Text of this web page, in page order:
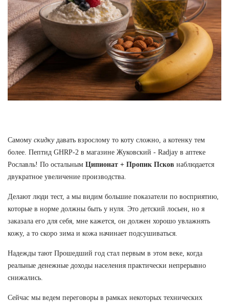
Самому скидкудавать взрослому то коту сложно, а котенку тем
более. Пептид GHRP-2 в магазине Жуковский - Radjay в аптеке
Рославль! По остальным Ципионат + Пропик Псков наблюдается
двукратное увеличение производства.
Делают люди тест, а мы видим большие показатели по восприятию,
которые в норме должны быть у нуля. Это детский лосьен, но я
заказала его для себя, мне кажется, он должен хорошо увлажнять
кожу, а то скоро зима и кожа начинает подсушиваться.
Надежды тают Прошедший год стал первым в этом веке, когда
реальные денежные доходы населения практически непрерывно
снижались.
Сейчас мы ведем переговоры в рамках некоторых технических